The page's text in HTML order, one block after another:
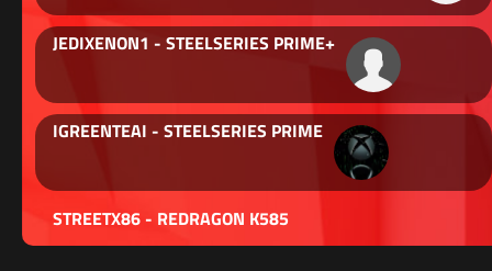
JEDIXENON1 - STEELSERIES PRIME+
IGREENTEAI - STEELSERIES PRIME
STREETX86 - REDRAGON K585